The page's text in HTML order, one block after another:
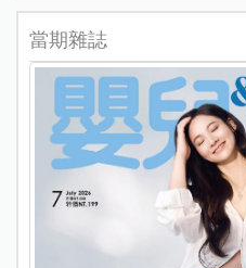
當期雜誌